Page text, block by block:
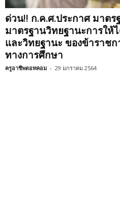
ด่วน!! ก.ค.ศ.ประกาศ มาต
มาตรฐานวิทยฐานะการให้
และวิทยฐานะ ของข้าราช
ทางการศึกษา
ครูอาชีพดอทคอม - 29 มกราคม 2564